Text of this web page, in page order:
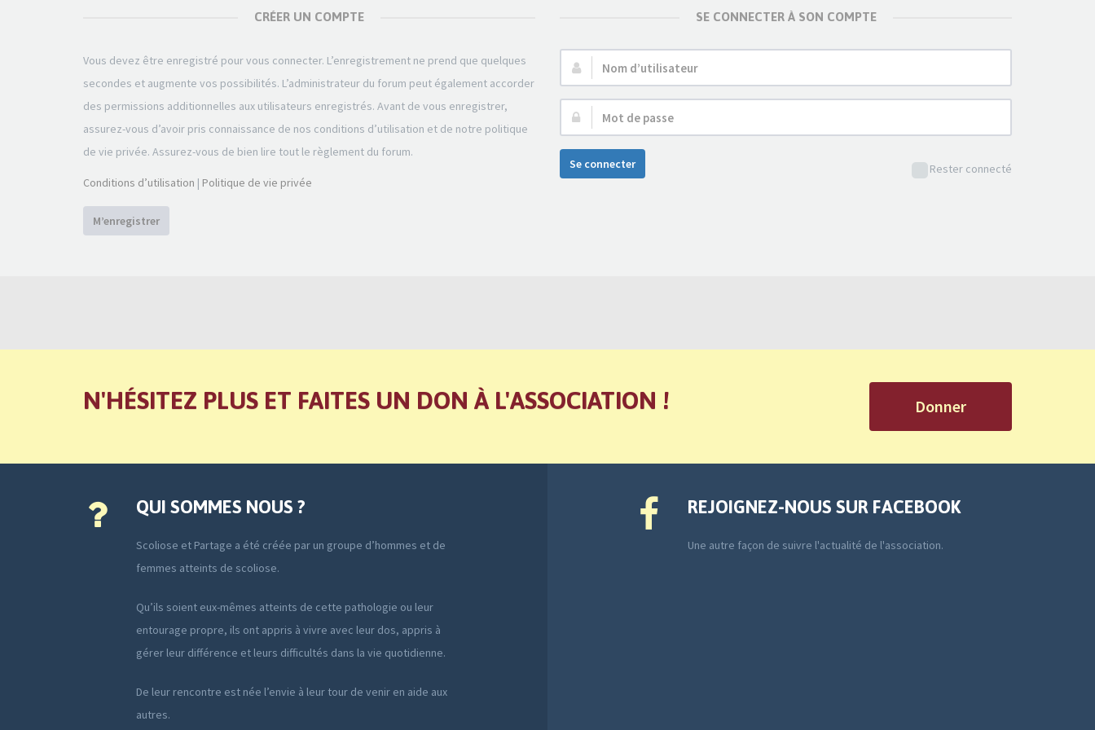
CRÉER UN COMPTE
Vous devez être enregistré pour vous connecter. L’enregistrement ne prend que quelques
secondes et augmente vos possibilités. L’administrateur du forum peut également accorder
des permissions additionnelles aux utilisateurs enregistrés. Avant de vous enregistrer,
assurez-vous d’avoir pris connaissance de nos conditions d’utilisation et de notre politique
de vie privée. Assurez-vous de bien lire tout le règlement du forum.
Conditions d’utilisation | Politique de vie privée
M’enregistrer
SE CONNECTER À SON COMPTE
Nom
d’utilisateur :
Mot
de
passe :
Rester connecté
Se connecter
N'HÉSITEZ PLUS ET FAITES UN DON À L'ASSOCIATION ! Donner
QUI SOMMES NOUS ?
Scoliose et Partage a été créée par un groupe d’hommes et de
femmes atteints de scoliose.
Qu’ils soient eux-mêmes atteints de cette pathologie ou leur
entourage propre, ils ont appris à vivre avec leur dos, appris à
gérer leur différence et leurs difficultés dans la vie quotidienne.
De leur rencontre est née l’envie à leur tour de venir en aide aux
autres.
REJOIGNEZ-NOUS SUR FACEBOOK
Une autre façon de suivre l'actualité de l'association.